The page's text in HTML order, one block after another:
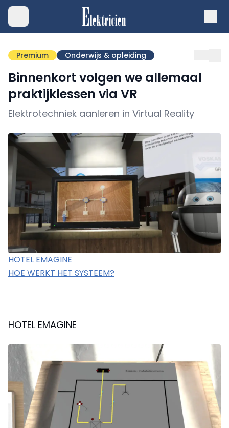
Premium Onderwijs & opleiding
Binnenkort volgen we allemaal
praktijklessen via VR
Elektrotechniek aanleren in Virtual Reality
HOTEL EMAGINE
HOE WERKT HET SYSTEEM?
HOTEL EMAGINE